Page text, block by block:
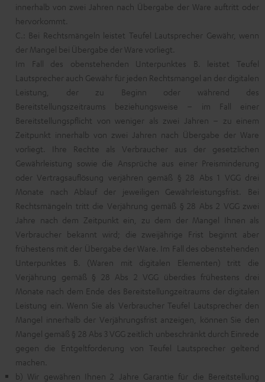
innerhalb von zwei Jahren nach Übergabe der Ware auftritt oder
hervorkommt.
C.: Bei Rechtsmängeln leistet Teufel Lautsprecher Gewähr, wenn
der Mangel bei Übergabe der Ware vorliegt.
Im Fall des obenstehenden Unterpunktes B. leistet Teufel
Lautsprecher auch Gewähr für jeden Rechtsmangel an der digitalen
Leistung, der zu Beginn oder während des
Bereitstellungszeitraums beziehungsweise – im Fall einer
Bereitstellungspflicht von weniger als zwei Jahren – zu einem
Zeitpunkt innerhalb von zwei Jahren nach Übergabe der Ware
vorliegt. Ihre Rechte als Verbraucher aus der gesetzlichen
Gewährleistung sowie die Ansprüche aus einer Preisminderung
oder Vertragsauflösung verjähren gemäß § 28 Abs 1 VGG drei
Monate nach Ablauf der jeweiligen Gewährleistungsfrist. Bei
Rechtsmängeln tritt die Verjährung gemäß § 28 Abs 2 VGG zwei
Jahre nach dem Zeitpunkt ein, zu dem der Mangel Ihnen als
Verbraucher bekannt wird; die zweijährige Frist beginnt aber
frühestens mit der Übergabe der Ware. Im Fall des obenstehenden
Unterpunktes B. (Waren mit digitalen Elementen) tritt die
Verjährung gemäß § 28 Abs 2 VGG überdies frühestens drei
Monate nach dem Ende des Bereitstellungzeitraums der digitalen
Leistung ein. Wenn Sie als Verbraucher Teufel Lautsprecher den
Mangel innerhalb der Verjährungsfrist anzeigen, können Sie den
Mangel gemäß § 28 Abs 3 VGG zeitlich unbeschränkt durch Einrede
gegen die Entgeltforderung von Teufel Lautsprecher geltend
machen.
b) Wir gewähren Ihnen 2 Jahre Garantie für die Bereitstellung